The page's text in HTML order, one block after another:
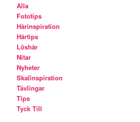
Alla
Fototips
Hårinspiration
Hårtips
Löshår
Nitar
Nyheter
Skalinspiration
Tävlingar
Tips
Tyck Till